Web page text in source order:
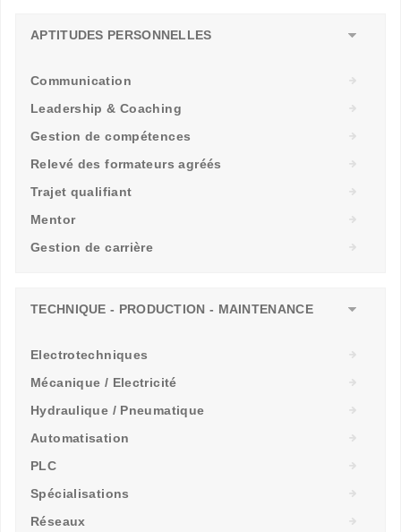
APTITUDES PERSONNELLES
Communication
Leadership & Coaching
Gestion de compétences
Relevé des formateurs agréés
Trajet qualifiant
Mentor
Gestion de carrière
TECHNIQUE - PRODUCTION - MAINTENANCE
Electrotechniques
Mécanique / Electricité
Hydraulique / Pneumatique
Automatisation
PLC
Spécialisations
Réseaux